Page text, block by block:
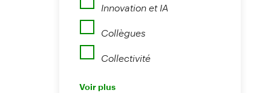
Collègues
Collectivité
Perspectives
Voir plus